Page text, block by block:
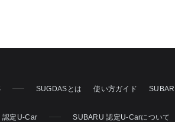
SUGDASとは 使い方ガイド
認定U-Car SUBARU 認定U-Carについて